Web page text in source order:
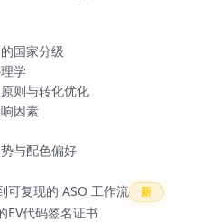
国家分级
学
则与转化优化
因素
与配色偏好
可复现的 ASO 工作流 新
EV代码签名证书